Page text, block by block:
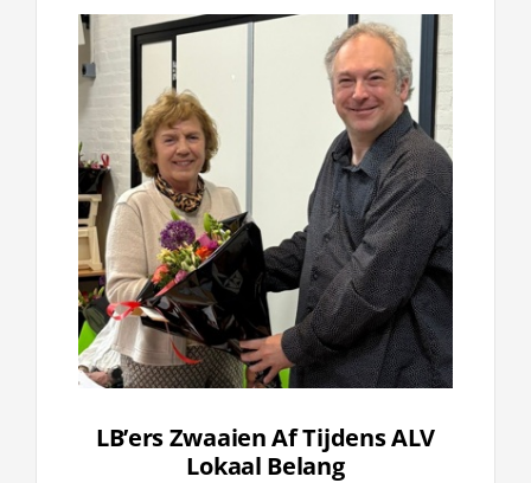
LB’ers Zwaaien Af Tijdens ALV
Lokaal Belang